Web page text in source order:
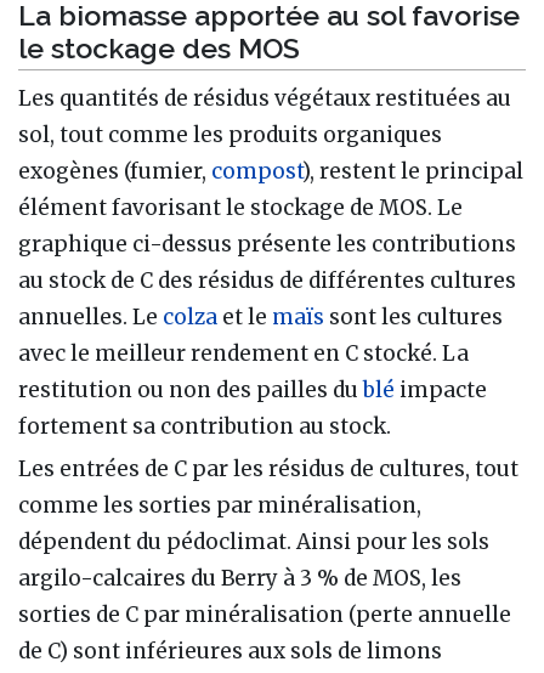
La biomasse apportée au sol favorise
le stockage des MOS
Les quantités de résidus végétaux restituées au
sol, tout comme les produits organiques
exogènes (fumier, compost), restent le principal
élément favorisant le stockage de MOS. Le
graphique ci-dessus présente les contributions
au stock de C des résidus de différentes cultures
annuelles. Le colza et le maïs sont les cultures
avec le meilleur rendement en C stocké. La
restitution ou non des pailles dublé impacte
fortement sa contribution au stock.
Les entrées de C par les résidus de cultures, tout
comme les sorties par minéralisation,
dépendent du pédoclimat. Ainsi pour les sols
argilo-calcaires du Berry à 3 % de MOS, les
sorties de C par minéralisation (perte annuelle
de C) sont inférieures aux sols de limons